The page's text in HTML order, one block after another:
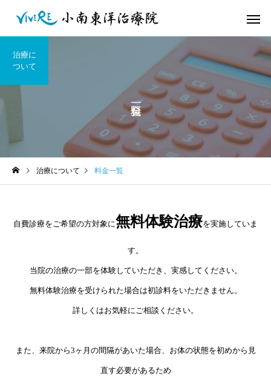
治療に
ついて
治療について 料金一覧
自費診療をご希望の方対象に無料体験治療を実施していま
す。
当院の治療の一部を体験していただき、実感してください。
無料体験治療を受けられた場合は初診料をいただきません。
詳しくはお気軽にご相談ください。
また、来院から3ヶ月の間隔があいた場合、お体の状態を初めから見
直す必要があるため